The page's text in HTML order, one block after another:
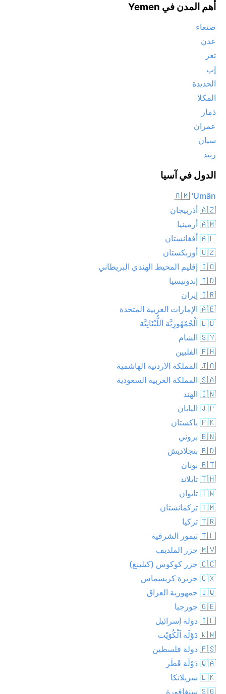
أهم المدن في Yemen
صنعاء
عدن
تعز
إب
الحديدة
المكلا
ذمار
عمران
سيان
زبيد
الدول في آسيا
🇴🇲 ‘Umān
🇦🇿 أذربيجان
🇦🇲 أرمينيا
🇦🇫 أفغانستان
🇺🇿 أوزبكستان
🇮🇴 إقليم المحيط الهندي البريطاني
🇮🇩 إندونيسيا
🇮🇷 إيران
🇦🇪 الإمارات العربية المتحدة
🇱🇧 اَلْجُمْهُورِيَّة اَللُّبْنَانِيَّة
🇸🇾 الشام
🇵🇭 الفلبين
🇯🇴 المملكة الاردنية الهاشمية
🇸🇦 المملكة العربية السعودية
🇮🇳 الهند
🇯🇵 اليابان
🇵🇰 باكستان
🇧🇳 بروني
🇧🇩 بنجلاديش
🇧🇹 بوتان
🇹🇭 تايلاند
🇹🇼 تايوان
🇹🇲 تركمانستان
🇹🇷 تركيا
🇹🇱 تيمور الشرقية
🇲🇻 جزر الملديف
🇨🇨 جزر كوكوس (كيلينغ)
🇨🇽 جزيرة كريسماس
🇮🇶 جمهورية العراق
🇬🇪 جورجيا
🇮🇱 دولة إسرائيل
🇰🇼 دَوْلَة اَلْكُوَيْت
🇵🇸 دولة فلسطين
🇶🇦 دَوْلَة قَطَر
🇱🇰 سريلانكا
🇸🇬 سنغافورة